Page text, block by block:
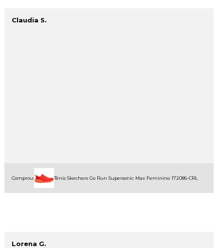
Claudia S.
Comprou: Tênis Skechers Go Run Supersonic Max Feminino 172086-CRL
Lorena G.